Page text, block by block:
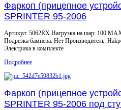
Фаркоп (прицепное
SPRINTER 95-2006
Артикул: 5062RX Нагрузка на шар: 100
Подрезка бампера: Нет Производитель:
Электрика в комплекте
Подробнее
Фаркоп (прицепное
SPRINTER 95-2006 под